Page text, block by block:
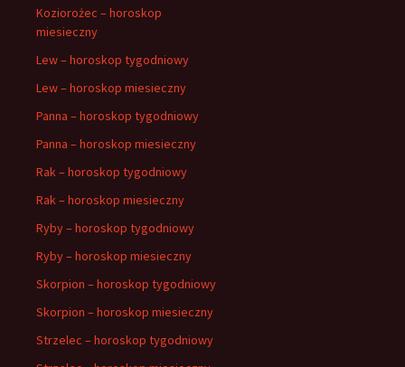
Koziorożec – horoskop
miesieczny
Lew – horoskop tygodniowy
Lew – horoskop miesieczny
Panna – horoskop tygodniowy
Panna – horoskop miesieczny
Rak – horoskop tygodniowy
Rak – horoskop miesieczny
Ryby – horoskop tygodniowy
Ryby – horoskop miesieczny
Skorpion – horoskop tygodniowy
Skorpion – horoskop miesieczny
Strzelec – horoskop tygodniowy